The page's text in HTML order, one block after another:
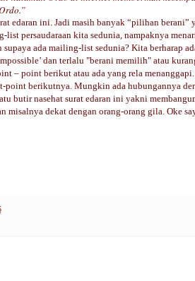
edaran ini. Jadi masih banyak “pilihan berani”
list persaudaraan kita sedunia, nampaknya
ada mailing-list sedunia? Kita berharap
dan terlalu "berani memilih" atau
– point berikut atau ada yang rela
berikutnya. Mungkin ada hubungannya
butir nasehat surat edaran ini yakni
misalnya dekat dengan orang-orang gila. Oke